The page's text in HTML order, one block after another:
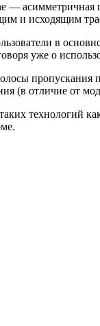
—
и исходящим
в
уже о
(в отличие от
технологий